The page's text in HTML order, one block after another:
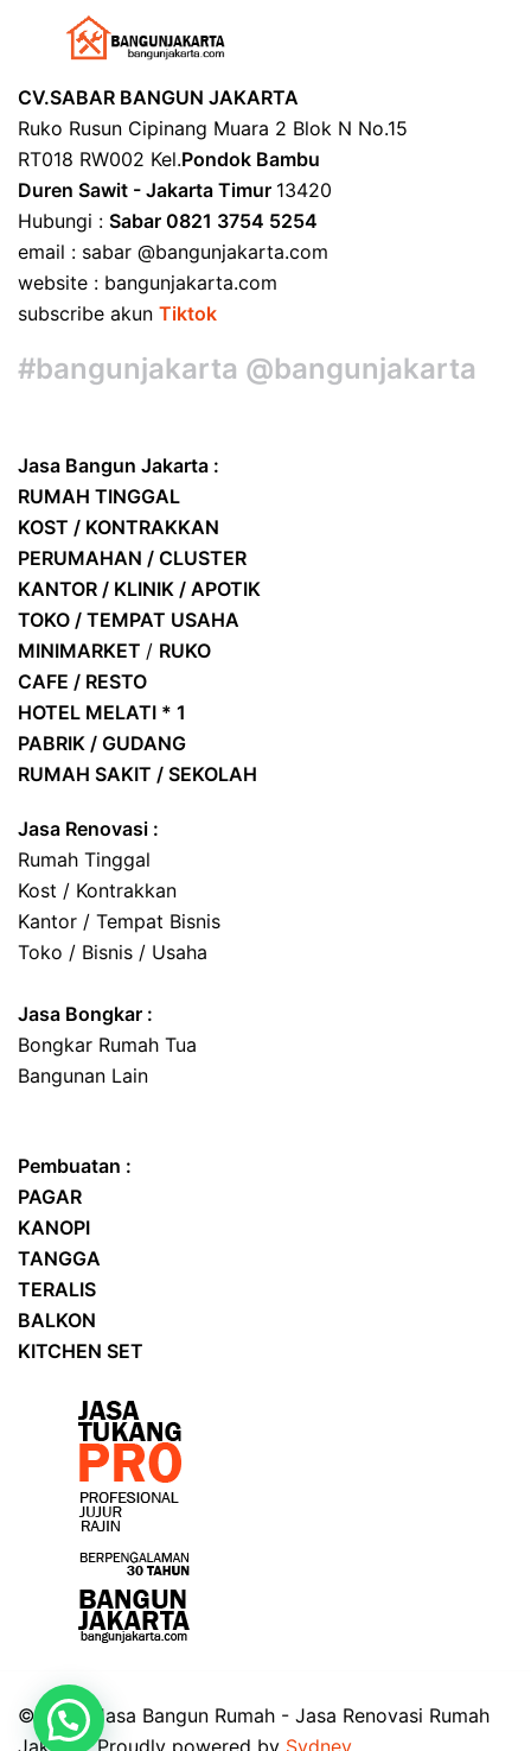
CV.SABAR BANGUN JAKARTA
Ruko Rusun Cipinang Muara 2 Blok N No.15
RT018 RW002 Kel.Pondok Bambu
Duren Sawit - Jakarta Timur 13420
Hubungi : Sabar 0821 3754 5254
email : sabar @bangunjakarta.com
website : bangunjakarta.com
subscribe akun Tiktok
#bangunjakarta @bangunjakarta
Jasa Bangun Jakarta :
RUMAH TINGGAL
KOST / KONTRAKKAN
PERUMAHAN / CLUSTER
KANTOR / KLINIK / APOTIK
TOKO / TEMPAT USAHA
MINIMARKET / RUKO
CAFE / RESTO
HOTEL MELATI * 1
PABRIK / GUDANG
RUMAH SAKIT / SEKOLAH
Jasa Renovasi :
Rumah Tinggal
Kost / Kontrakkan
Kantor / Tempat Bisnis
Toko / Bisnis / Usaha
Jasa Bongkar :
Bongkar Rumah Tua
Bangunan Lain
Pembuatan :
PAGAR
KANOPI
TANGGA
TERALIS
BALKON
KITCHEN SET
© 2026 Jasa Bangun Rumah - Jasa Renovasi Rumah
Jakarta. Proudly powered by Sydney